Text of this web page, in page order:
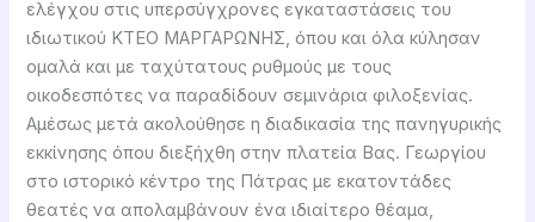
ελέγχου στις υπερσύγχρονες εγκαταστάσεις του
ιδιωτικού KTEO ΜΑΡΓΑΡΩΝΗΣ, όπου και όλα κύλησαν
ομαλά και με ταχύτατους ρυθμούς με τους
οικοδεσπότες να παραδίδουν σεμινάρια φιλοξενίας.
Αμέσως μετά ακολούθησε η διαδικασία της πανηγυρικής
εκκίνησης όπου διεξήχθη στην πλατεία Βας. Γεωργίου
στο ιστορικό κέντρο της Πάτρας με εκατοντάδες
θεατές να απολαμβάνουν ένα ιδιαίτερο θέαμα,